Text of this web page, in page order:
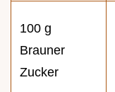
100 g
Brauner
Zucker